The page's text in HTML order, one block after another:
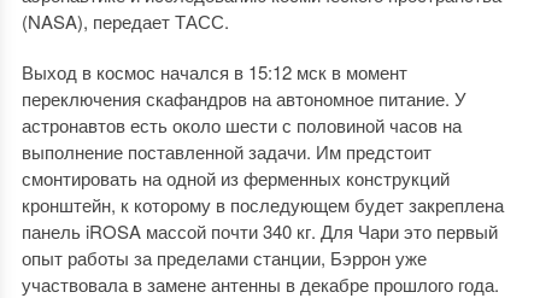
(NASA), передает ТАСС.
Выход в космос начался в 15:12 мск в момент
переключения скафандров на автономное питание. У
астронавтов есть около шести с половиной часов на
выполнение поставленной задачи. Им предстоит
смонтировать на одной из ферменных конструкций
кронштейн, к которому в последующем будет закреплена
панель iROSA массой почти 340 кг. Для Чари это первый
опыт работы за пределами станции, Бэррон уже
участвовала в замене антенны в декабре прошлого года.